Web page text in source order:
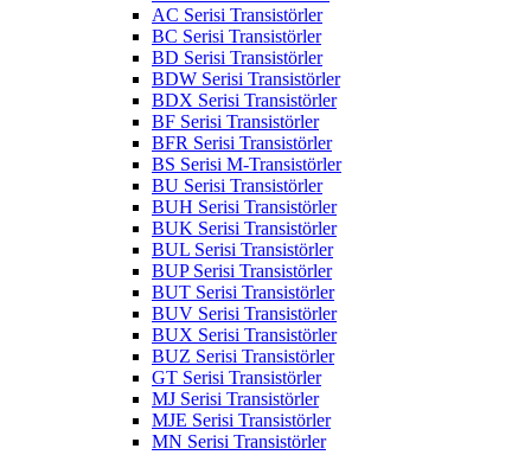
AC Serisi Transistörler
BC Serisi Transistörler
BD Serisi Transistörler
BDW Serisi Transistörler
BDX Serisi Transistörler
BF Serisi Transistörler
BFR Serisi Transistörler
BS Serisi M-Transistörler
BU Serisi Transistörler
BUH Serisi Transistörler
BUK Serisi Transistörler
BUL Serisi Transistörler
BUP Serisi Transistörler
BUT Serisi Transistörler
BUV Serisi Transistörler
BUX Serisi Transistörler
BUZ Serisi Transistörler
GT Serisi Transistörler
MJ Serisi Transistörler
MJE Serisi Transistörler
MN Serisi Transistörler